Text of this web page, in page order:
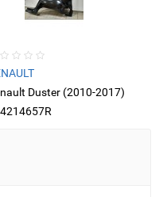
Duster (2010-2017)